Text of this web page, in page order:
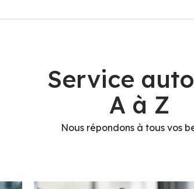
Service
A à Z
Nous répondons à tous vos